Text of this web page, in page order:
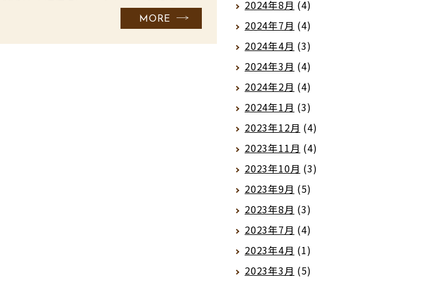
MORE
2024年8月 (4)
2024年7月 (4)
2024年4月 (3)
2024年3月 (4)
2024年2月 (4)
2024年1月 (3)
2023年12月 (4)
2023年11月 (4)
2023年10月 (3)
2023年9月 (5)
2023年8月 (3)
2023年7月 (4)
2023年4月 (1)
2023年3月 (5)